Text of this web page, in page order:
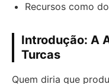
Recursos como
Introdução: A
Turcas
Quem diria que